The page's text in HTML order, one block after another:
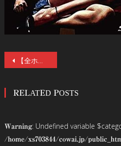
投
ナ
ゲ
【全ホラー映画マニア垂涎】イタリア残酷ホラーの帝王ルチオ・フルチ没後25年を記念した国内初ブルーレイ化となるブルーレイBOX「ルチオ・フルチ大百科」が、第Ⅰ期「晩期編」6月16日（水）、第Ⅱ期「爛熟期編」9月15日（水）に発売！
RELATED POSTS
Warning: Undefined variable
/home/xs703844/cowai.jp/